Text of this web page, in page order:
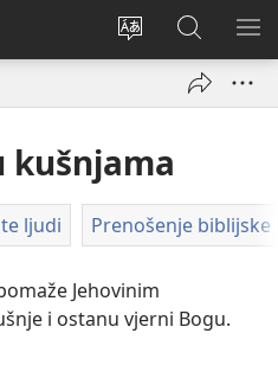
Promijeni
Prijava
(otvara
JW.ORG
|
Pretraga
kušnjama
ljudi Prenošenje biblijske
Jehovinim
i ostanu vjerni Bogu.